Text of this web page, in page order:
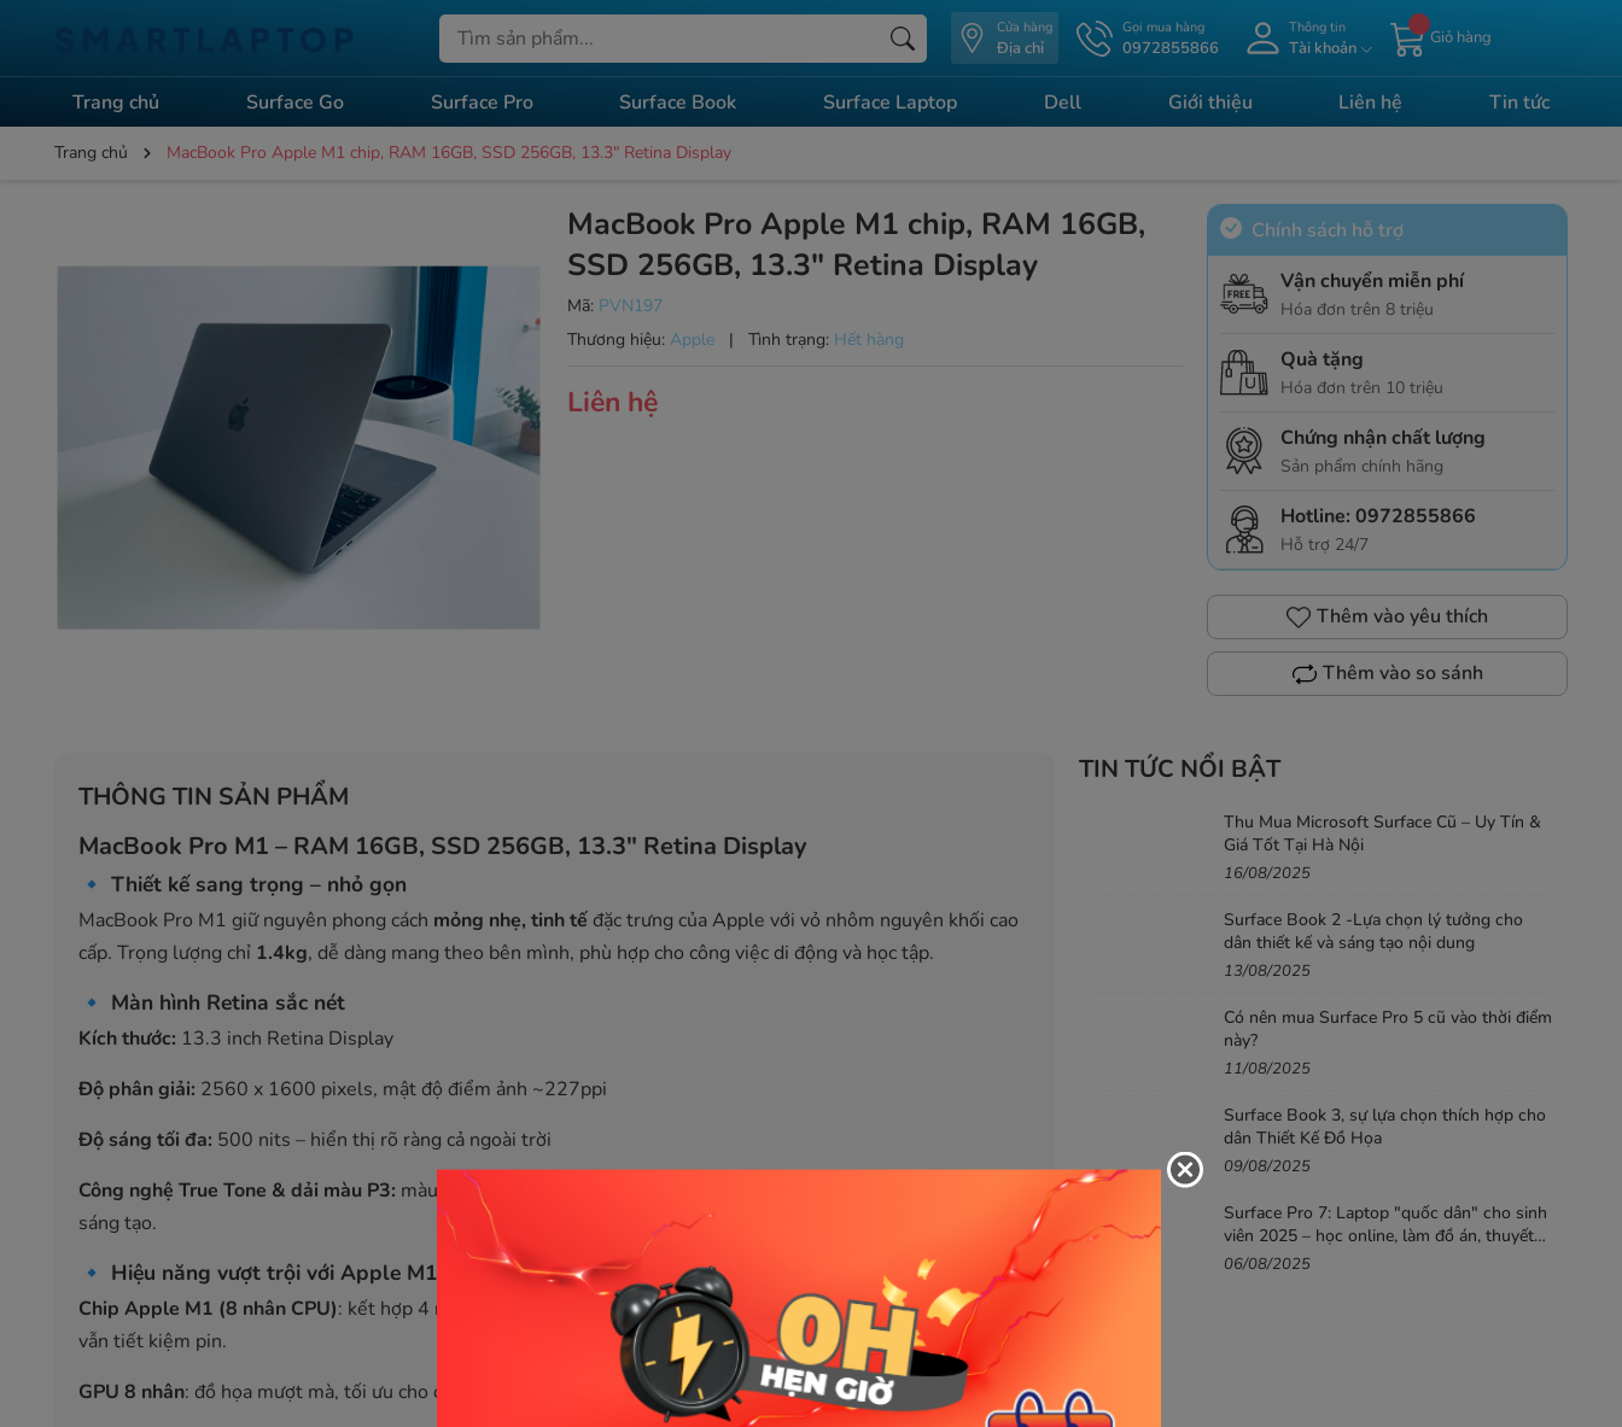
Cửa hàng
Địa chỉ
Gọi mua hàng
0972855866
Thông tin
Tài khoản
Giỏ hàng
Trang chủ Surface Go Surface Pro Surface Book Surface Laptop Dell Giới thiệu Liên hệ Tin tức
Trang chủ MacBook Pro Apple M1 chip, RAM 16GB, SSD 256GB, 13.3" Retina Display
MacBook Pro Apple M1 chip, RAM 16GB,
SSD 256GB, 13.3" Retina Display
Mã: PVN197
Thương hiệu: Apple | Tình trạng: Hết hàng
Liên hệ
Chính sách hỗ trợ
Vận chuyển miễn phí
Hóa đơn trên 8 triệu
Quà tặng
Hóa đơn trên 10 triệu
Chứng nhận chất lượng
Sản phẩm chính hãng
Hotline:0972855866
Hỗ trợ 24/7
Thêm vào yêu thích
Thêm vào so sánh
THÔNG TIN SẢN PHẨM
MacBook Pro M1 – RAM 16GB, SSD 256GB, 13.3" Retina Display
🔹 Thiết kế sang trọng – nhỏ gọn
MacBook Pro M1 giữ nguyên phong cách mỏng nhẹ, tinh tế đặc trưng của Apple với vỏ nhôm nguyên khối cao
cấp. Trọng lượng chỉ 1.4kg, dễ dàng mang theo bên mình, phù hợp cho công việc di động và học tập.
🔹 Màn hình Retina sắc nét
Kích thước: 13.3 inch Retina Display
Độ phân giải: 2560 x 1600 pixels, mật độ điểm ảnh ~227ppi
Độ sáng tối đa: 500 nits – hiển thị rõ ràng cả ngoài trời
Công nghệ True Tone & dải màu P3: màu sắc sống động, tự nhiên, lý tưởng cho chỉnh sửa ảnh/video, thiết kế
sáng tạo.
🔹 Hiệu năng vượt trội với Apple M1
Chip Apple M1 (8 nhân CPU): kết hợp 4 nhân hiệu năng cao và 4 nhân tiết kiệm điện, xử lý mạnh mẽ nhưng
vẫn tiết kiệm pin.
GPU 8 nhân: đồ họa mượt mà, tối ưu cho công việc multimedia.
TIN TỨC NỔI BẬT
Thu Mua Microsoft Surface Cũ – Uy Tín &
Giá Tốt Tại Hà Nội
16/08/2025
Surface Book 2 -Lựa chọn lý tưởng cho
dân thiết kế và sáng tạo nội dung
13/08/2025
Có nên mua Surface Pro 5 cũ vào thời điểm
này?
11/08/2025
Surface Book 3, sự lựa chọn thích hợp cho
dân Thiết Kế Đồ Họa
09/08/2025
Surface Pro 7: Laptop "quốc dân" cho sinh
viên 2025 – học online, làm đồ án, thuyết
trình mượt
06/08/2025